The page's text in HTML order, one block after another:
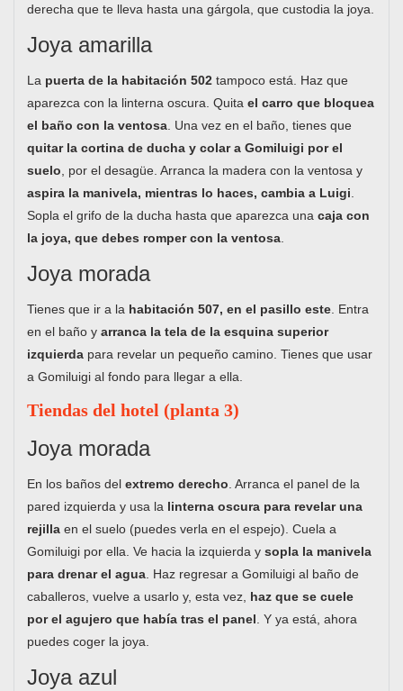
derecha que te lleva hasta una gárgola, que custodia la joya.
Joya amarilla
La puerta de la habitación 502 tampoco está. Haz que
aparezca con la linterna oscura. Quita el carro que bloquea
el baño con la ventosa . Una vez en el baño, tienes que
quitar la cortina de ducha y colar a Gomiluigi por el
suelo , por el desagüe. Arranca la madera con la ventosa y
aspira la manivela, mientras lo haces, cambia a Luigi
Sopla el grifo de la ducha hasta que aparezca una caja con
la joya, que debes romper con la ventosa
Joya morada
Tienes que ir a la habitación 507, en el pasillo este . Entra
en el baño y arranca la tela de la esquina superior
izquierda para revelar un pequeño camino. Tienes que usar
a Gomiluigi al fondo para llegar a ella.
Tiendas del hotel (planta 3)
Joya morada
En los baños del extremo derecho. Arranca el panel de la
pared izquierda y usa la linterna oscura para revelar una
rejilla en el suelo (puedes verla en el espejo). Cuela a
Gomiluigi por ella. Ve hacia la izquierda y sopla la manivela
para drenar el agua. Haz regresar a Gomiluigi al baño de
caballeros, vuelve a usarlo y, esta vez, haz que se cuele
por el agujero que había tras el panel. Y ya está, ahora
puedes coger la joya.
Joya azul